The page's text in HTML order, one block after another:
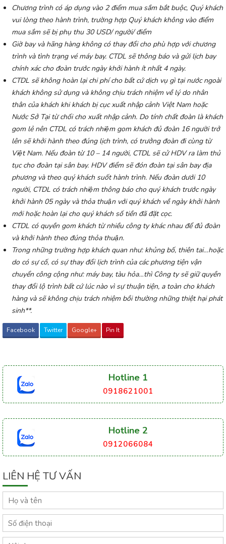
Chương trình có áp dụng vào 2 điểm mua sắm bắt buộc, Quý khách
vui lòng theo hành trình, trường hợp Quý khách không vào điểm
mua sắm sẽ bị phụ thu 30 USD/ người/ điểm
Giờ bay và hãng hàng không có thay đổi cho phù hợp với chương
trình và tình trạng vé máy bay. CTDL sẽ thông báo và gửi lịch bay
chính xác cho đoàn trước ngày khởi hành ít nhất 4 ngày.
CTDL sẽ không hoàn lại chi phí cho bất cứ dịch vụ gì tại nước ngoài
khách không sử dụng và không chịu trách nhiệm về lý do nhân
thân của khách khi khách bị cục xuất nhập cảnh Việt Nam hoặc
Nước Sở Tại từ chối cho xuất nhập cảnh. Do tính chất đoàn là khách
gom lẻ nên CTDL có trách nhiệm gom khách đủ đoàn 16 người trở
lên sẽ khởi hành theo đúng lịch trình, có trưởng đoàn đi cùng từ
Việt Nam. Nếu đoàn từ 10 – 14 người, CTDL sẽ cử HDV ra làm thủ
tục cho đoàn tại sân bay. HDV điểm sẽ đón đoàn tại sân bay địa
phương và theo quý khách suốt hành trình. Nếu đoàn dưới 10
người, CTDL có trách nhiệm thông báo cho quý khách trước ngày
khởi hành 05 ngày và thỏa thuận với quý khách về ngày khởi hành
mới hoặc hoàn lại cho quý khách số tiền đã đặt cọc.
CTDL có quyền gom khách từ nhiều công ty khác nhau để đủ đoàn
và khởi hành theo đúng thỏa thuận.
Trong những trường hợp khách quan như: khủng bố, thiên tai…hoặc
do có sự cố, có sự thay đổi lịch trình của các phương tiện vận
chuyển công cộng như: máy bay, tàu hỏa…thì Công ty sẽ giữ quyền
thay đổi lộ trình bất cứ lúc nào vì sự thuận tiện, a toàn cho khách
hàng và sẽ không chịu trách nhiệm bồi thường những thiệt hại phát
sinh**.
Facebook Twitter Google+ Pin It
Hotline 1
0918621001
Hotline 2
0912066084
LIÊN HỆ TƯ VẤN